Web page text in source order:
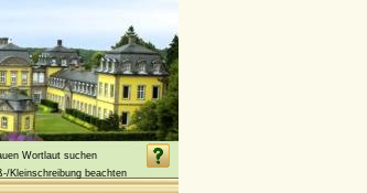
Wortlaut suchen
Kleinschreibung beachten